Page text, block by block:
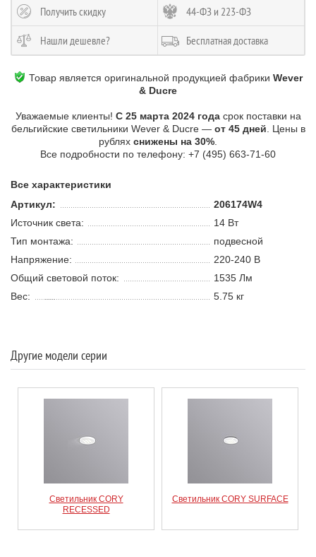
Получить скидку 44-ФЗ и 223-ФЗ
Нашли дешевле? Бесплатная доставка
Товар является оригинальной продукцией фабрики Wever
& Ducre
Уважаемые клиенты! С 25 марта 2024 годасрок поставки на
бельгийские светильники Wever & Ducre — от 45 дней . Цены в
рублях снижены на 30%
Все подробности по телефону: +7 (495) 663-71-60
Все характеристики
Артикул:
206174W4
Источник света:
14 Вт
Тип монтажа:
подвесной
Напряжение:
220-240 В
Общий световой поток:
1535 Лм
Вес:
5.75 кг
Другие модели серии
Светильник CORY
RECESSED
Светильник CORY SURFACE